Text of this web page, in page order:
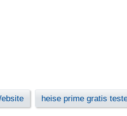
heise prime gratis